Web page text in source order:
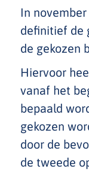
In
definitief de
de gekozen
Hiervoor
vanaf het
bepaald
gekozen
door de
de tweede